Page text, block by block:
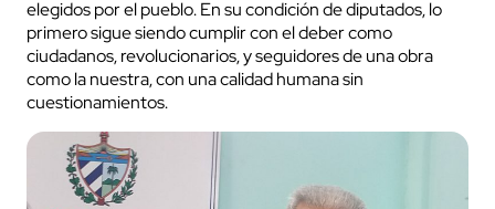
elegidos por el pueblo. En su condición de diputados, lo
primero sigue siendo cumplir con el deber como
ciudadanos, revolucionarios, y seguidores de una obra
como la nuestra, con una calidad humana sin
cuestionamientos.